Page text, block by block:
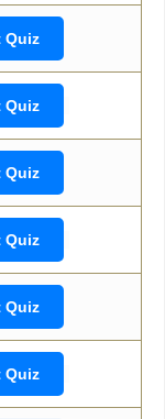
Quiz
Quiz
Quiz
Quiz
Quiz
Quiz